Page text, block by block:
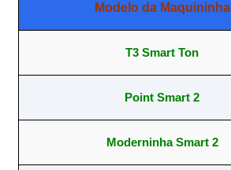
Modelo da Maquininha
T3 Smart Ton
Point Smart 2
Moderninha Smart 2